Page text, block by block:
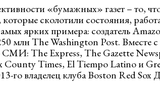
«бумажных» газет – то,
сколотили состояния,
ярких примера: создатель
млн The Washington Post. Вместе
СМИ: The Express, The Gazette
County Times, El Tiempo Latino и
го владелец клуба Boston Red Sox